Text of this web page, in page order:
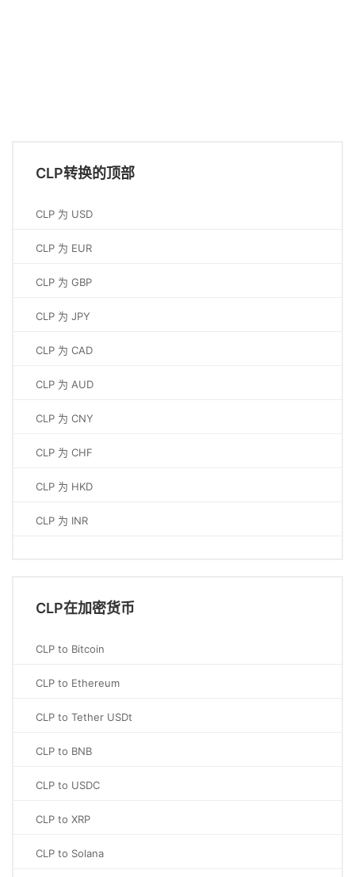
CLP转换的顶部
CLP 为 USD
CLP 为 EUR
CLP 为 GBP
CLP 为 JPY
CLP 为 CAD
CLP 为 AUD
CLP 为 CNY
CLP 为 CHF
CLP 为 HKD
CLP 为 INR
CLP在加密货币
CLP to Bitcoin
CLP to Ethereum
CLP to Tether USDt
CLP to BNB
CLP to USDC
CLP to XRP
CLP to Solana